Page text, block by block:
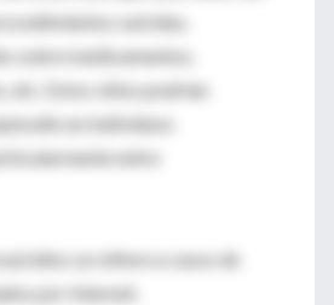
suicidas,
sobre medicamentos,
etc. Estos sitios podrían
en individuos
entre
se refiere a casos de
por Internet.